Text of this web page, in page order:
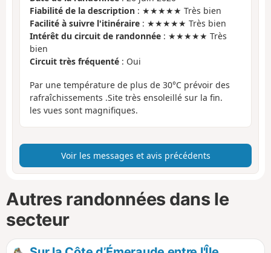
Fiabilité de la description : ★★★★★ Très bien
Facilité à suivre l'itinéraire : ★★★★★ Très bien
Intérêt du circuit de randonnée : ★★★★★ Très
bien
Circuit très fréquenté : Oui
Par une température de plus de 30°C prévoir des
rafraîchissements .Site très ensoleillé sur la fin.
les vues sont magnifiques.
Voir les messages et avis précédents
Autres randonnées dans le
secteur